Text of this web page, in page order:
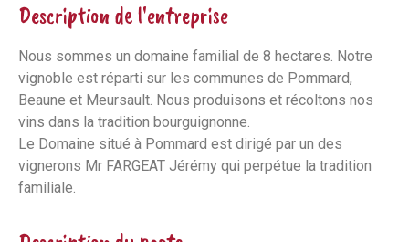
Description de l'entreprise
Nous sommes un domaine familial de 8 hectares. Notre
vignoble est réparti sur les communes de Pommard,
Beaune et Meursault. Nous produisons et récoltons nos
vins dans la tradition bourguignonne.
Le Domaine situé à Pommard est dirigé par un des
vignerons Mr FARGEAT Jérémy qui perpétue la tradition
familiale.